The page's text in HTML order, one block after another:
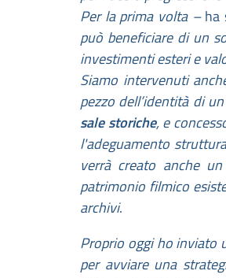
Per la prima volta –ha
può beneficiare di un
investimenti esteri e
Siamo intervenuti
pezzo dell’identità di
sale storiche, e
l'adeguamento
verrà creato anche
patrimonio filmico
archivi.
Proprio oggi ho inviato
per avviare una